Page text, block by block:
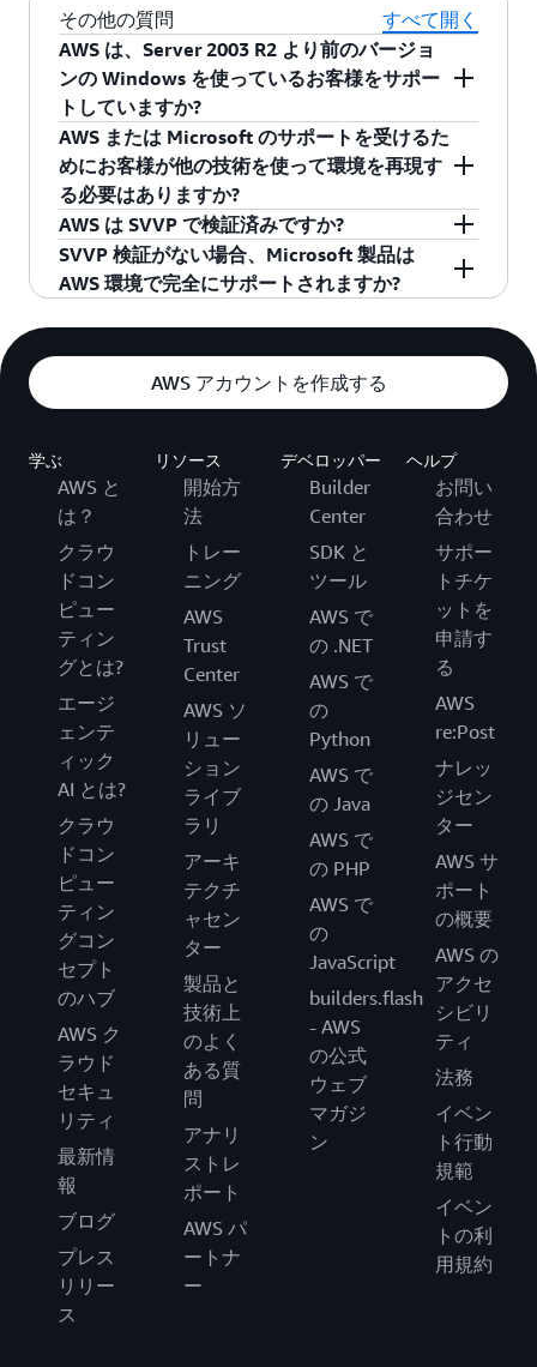
きます。SQL Server アップグレードの詳細につ
いては、こちらのページをご覧ください。
Windows Server 2008 R2 を使用しているお客様
は、Windows Server 2012 R2 にアップグレード
した後、さらに Windows Server 2016 または
2019 にアップグレードすることができます。詳
細については、このページを参照してくださ
い。Windows Server または SQL Server のライセ
ンス込み (LI) のバージョンを使用している場合
は、アップグレードのために追加のライセンス
料金を支払う必要はありません。これらのツー
ルを使ってアップグレードする方法について
は、AWS データベースブログをご覧ください。
Microsoft Windows Server の手動インプレース
ライセンス込み: Windows Server 向けの Amazon
のライセンス込みオプションを使用している場
合、Windows インスタンスのインプレースアッ
プグレードを実行できます。詳細については、
AWS の
公開ドキュメント を参照してください。
BYOL モデル を使用しているお客様は、自
分のメディアを使用して、上記のライセンス込
みオプションで言及されているステップに従っ
て、Windows Server の手動インプレースアップ
グレードを実行できます。
Microsoft SQL Server の手動インプレースアッ
プグレード:
ライセンス込み: ライセンス込みの SQL Server
を使用している AWS のお客様は、実行中のイン
スタンスでインプレースアップグレードを実行
できます。その他のサポートとアップグレード
の詳細な方法については、AWS サポートまでお
問い合わせください。
BYOL
: BYOL モデルを使用しているお客様は、自
分のメディアを使用して SQL Server の手動イン
プレースアップグレードを実行できます。詳細
については、
Microsoft ドキュメント
を参照して
ください。
その他のプラットフォームのオプションについ
て調べる。AWS では、お客様にクラウドでの最
大限の柔軟性を提供できるように尽力していま
詳細については、
でお読みいただけま
す。
Windows Server 2003
「Amazon のライセンス込み」用に、拡張セキュ
リティ更新プログラムを Microsoft から購入でき
ますか? いいえ。
「Bring-Your-Own-License (BYOL)」用に、拡張
セキュリティ更新プログラムを Microsoft から購
入できますか? いいえ。
Windows Server 2008/2008 R2
「Amazon のライセンス込み」用に、拡張セキュ
リティ更新プログラムを Microsoft から購入でき
ますか? はい。
セキュリティ更新プログラムを Microsoft から購
入できますか? はい。有効なソフトウェアアシュ
アランス (SA) が必要です。
Windows Server 2012/2012 R2
「Amazon のライセンス込み」用に、拡張セキュ
リティ更新プログラムを Microsoft から購入でき
ますか? はい。
「Bring-Your-Own-License (BYOL)」用に、拡張
セキュリティ更新プログラムを Microsoft から購
入できますか? はい。有効なソフトウェアアシュ
アランス (SA) が必要です。
Windows Server SAC リリース
延長セキュリティ更新プログラムは Amazon の
ライセンス込みオプションで利用できますか? い
いえ。
延長セキュリティ更新プログラムは自分のライ
センス使用 (BYOL) モデルで利用できますか? い
いえ
SQL Server 2005
延長セキュリティ更新プログラムは Amazon の
ライセンス込みオプションで利用できますか? い
いえ。
延長セキュリティ更新プログラムは自分のライ
センス使用 (BYOL) モデルで利用できますか? い
いえ。
SQL Server 2008/2008 R2
延長セキュリティ更新プログラムは Amazon の
ライセンス込みオプションで利用できますか? い
日
Microsoft SQL Server:
SQL Server 2005 – 2016 年 4 月 12 日
SQL Server 2008 – 2019 年 7 月 9 日
SQL Server 2008 R2 – 2019 年 7 月 9 日
SQL Server 2012 – 2022 年 7 月 12 日
Microsoft のアプリケーションライフサイクルに
関する詳細な情報については、こちらをクリッ
クしてください。
Windows Server 1709 – 2019 年 7 月 1 日
Windows Server 1803 – 2019 年 11 月 12 日
Windows Server 2008 – 2020 年 1 月 14 日
Windows Server 2008 R2 – 2020 年 1 月 14 日
Windows Server 1809 – 2020 年 5 月 12 日
Windows Server 1903 – 2020 年 12 月 8 日
Windows Server 1909 – 2021 年 5 月 11 日
Windows Server 2012 – 2023 年 10 月 10 日
Microsoft SQL Server:
SQL Server 2005 – 2019 年 7 月 1 日
SQL Server 2008 – 2019 年 7 月 9 日
SQL Server 2008 R2 – 2019 年 7 月 9 日
SQL Server 2012 – 2022 年 7 月 12 日
Amazon Relational Database Service (RDS):
RDS では、SQL Server 2008 から SQL Server
2012 を使用しているお客様のデータベースに対
する自動的なアップグレードを 2019 年 6 月 1 日
から開始します。この期日よりも前にアップグ
レードをテストして、互換性の確認を行うこと
をお勧めします。
RDS のお客様は、データベースのバージョンを
いつでもアップグレードできます。RDS におけ
る SQL Server 2008 R2 データベースのアップグ
レードの詳細については、
こちらをクリックし
てください。
Amazon WorkSpaces
WorkSpaces では、Windows Server 2008 R2 を
使用している Windows 7 エクスペリエンスのラ
イセンス込みパブリックバンドルの提供を2020
年 1 月 14 日に終了します。
Windows 7 デスクトップエクスペリエンスを含
むライセンス込みパブリックバンドルから起動
お客様は、最新バージョンに無料でアップグレ
ードできます。SA を持っていないお客様は、
Microsoft から新しいライセンスを購入できま
す。
EC2 Windows 用の EC2Rescue は、オペレーティ
ングシステムレベルの問題をトラブルシューテ
ィングし、更なる分析のための詳細なログや設
定ファイルを収集するために、Amazon EC2
Windows Server インスタンス上で実行できる便
利で簡単な GUI ベースのトラブルシューティン
グツールです。EC2Rescueは、EC2 Windows イ
ンスタンスのトラブルシューティングを簡素化
し、迅速化します。詳細については、こちらを
ご覧ください。
その他の質問
すべて開く
AWS は、Server 2003 R2 より前のバージョ
ンの Windows を使っているお客様をサポー
トしていますか?
公式には推奨していません。古いオペレーティ
ングシステムのイメージを作成することは可能
かもしれませんが、ドライバーのサポートは機
能上大きな問題となるでしょう。AWS はこれら
のシナリオに対するサポートは提供できません
が、お客様はサポートを期待することなくこれ
らのワークロードを実行できます。
AWS または Microsoft のサポートを受けるた
めにお客様が他の技術を使って環境を再現す
る必要はありますか?
いいえ。AWS または Microsoft とのサポート契
約に基づき、AWS で実行されている Microsoft
ワークロードに関するサポートは、他の技術を
使用して環境を再現することなく AWS と
Microsoft のどちらからも受けられます。問題を
再現することができないような非常にまれなケ
ースでは、AWS がお客様と協力して Microsoft
AWS は SVVP で検証済みですか?
AWS は、SVVP で検証されていなくても AWS で
実行されている Microsoft ワークロードを完全に
サポートすることができます。Microsoft では以
下のように説明しています。「SVVP は、
Windows サーバーや Microsoft のサービスプロ
バイダーライセンス契約プログラム (SPLA) を通
ーには適用されません。SPLA のお客様へのサポ
ートは、SPLA ホスティング企業による SPLA 契
約に基づいて提供されます」
(http://www.windowsservercatalog.com/svvp.aspx
を参照してください)。
SVVP 検証がない場合、Microsoft 製品は
AWS 環境で完全にサポートされますか?
はい。SVVP 検証は、SPLA プロバイダーには適
用されません。SPLA のお客様へのサポートは、
AWS による SPLA 契約に基づいて提供されま
実行しているお客様のサポートに尽力していま
す。
AWS アカウントを作成する
学ぶ
AWS と
は？
クラウ
ドコン
ピュー
ティン
グとは?
エージ
ェンテ
ィック
AI とは?
クラウ
ドコン
ピュー
ティン
グコン
セプト
のハブ
AWS ク
ラウド
セキュ
リティ
最新情
報
ブログ
プレス
リリー
ス
リソース
開始方
法
トレー
ニング
AWS
Trust
Center
AWS ソ
リュー
ション
ライブ
ラリ
アーキ
テクチ
ャセン
ター
製品と
技術上
のよく
ある質
問
アナリ
ストレ
ポート
AWS パ
ートナ
ー
デベロッパー
Builder
Center
SDK と
ツール
AWS で
の .NET
AWS で
の
Python
AWS で
の Java
AWS で
の PHP
AWS で
の
JavaScript
builders.flash
- AWS
の公式
ウェブ
マガジ
ン
ヘルプ
お問い
合わせ
サポー
トチケ
ットを
申請す
る
AWS
re:Post
ナレッ
ジセン
ター
AWS サ
ポート
の概要
AWS の
アクセ
シビリ
ティ
法務
イベン
ト行動
規範
イベン
トの利
用規約